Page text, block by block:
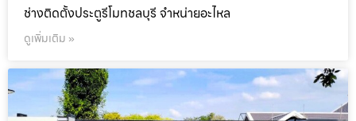
ช่างติดตั้งประตูรีโมทชลบุรี จำหน่ายอะไหล
ดูเพิ่มเติม »